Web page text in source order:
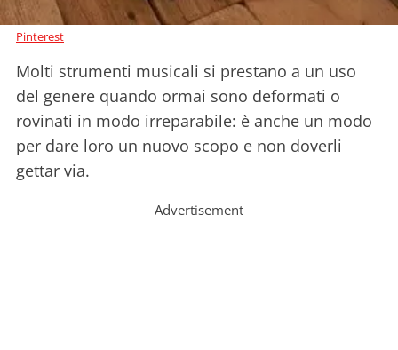
Pinterest
Molti strumenti musicali si prestano a un uso
del genere quando ormai sono deformati o
rovinati in modo irreparabile: è anche un modo
per dare loro un nuovo scopo e non doverli
gettar via.
Advertisement